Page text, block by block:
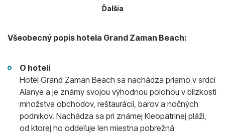
Ďalšia
Všeobecný popis hotela Grand Zaman Beach:
O hoteli
Hotel Grand Zaman Beach sa nachádza priamo v srdci
Alanye a je známy svojou výhodnou polohou v blízkosti
množstva obchodov, reštaurácií, barov a nočných
podnikov. Nachádza sa pri známej Kleopatrinej pláži,
od ktorej ho oddeľuje len miestna pobrežná